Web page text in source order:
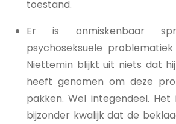
toestand.
Er is onmiskenbaar
psychoseksuele
Niettemin blijkt uit niets dat
heeft genomen om deze
pakken. Wel integendeel.
bijzonder kwalijk dat de